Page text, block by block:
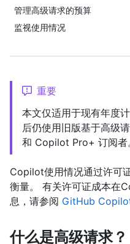
管理高级请求的预算
监视使用情况
重要
本文仅适用于现有年度
后仍使用旧版基于高级
和 Copilot Pro+ 订阅者
Copilot使用情况通过许可
衡量。 有关许可证成本在
息，请参阅 GitHub
什么是高级请求？